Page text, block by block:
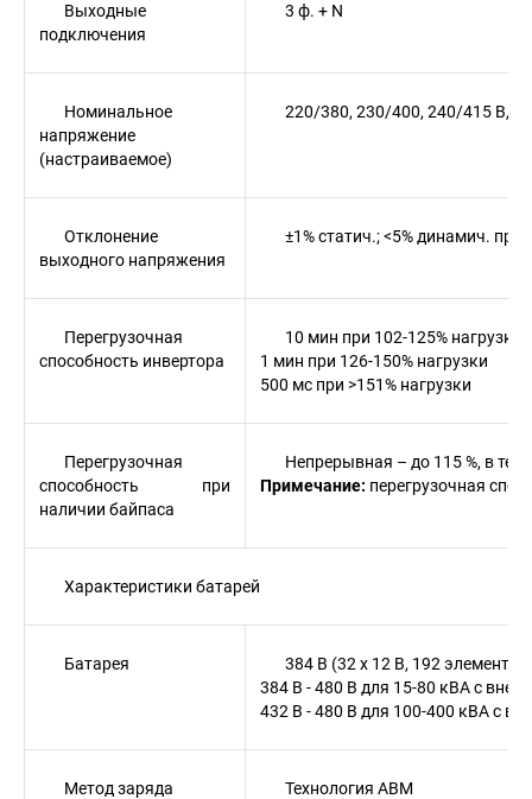
Выходные
подключения
3 ф. + N
Номинальное
напряжение
(настраиваемое)
220/380, 230/400, 240/415 В,
Отклонение
выходного напряжения
±1% статич.; <5% динамич.
Перегрузочная
способность инвертора
10 мин при 102-125% нагрузки
1 мин при 126-150% нагрузки
500 мс при >151% нагрузки
Перегрузочная
способность при
наличии байпаса
Непрерывная – до 115 %, в
Примечание: перегрузочная
Характеристики батарей
Батарея
384 В (32 x 12 В, 192
384 В - 480 В для 15-80 кВA с
432 В - 480 В для 100-400 кВA с
Метод заряда Технология ABM